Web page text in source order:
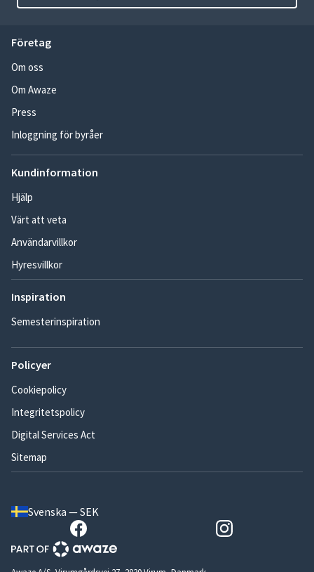
Företag
Om oss
Om Awaze
Press
Inloggning för byråer
Kundinformation
Hjälp
Värt att veta
Användarvillkor
Hyresvillkor
Inspiration
Semesterinspiration
Policyer
Cookiepolicy
Integritetspolicy
Digital Services Act
Sitemap
Svenska — SEK